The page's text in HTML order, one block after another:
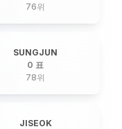
76위
SUNGJUN
0 표
78위
JISEOK